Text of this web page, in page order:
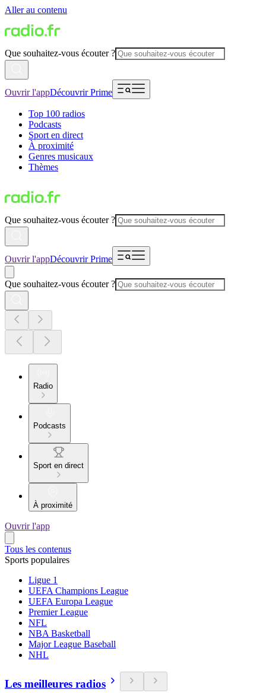
Aller au contenu
Que souhaitez-vous écouter ?
Ouvrir l'appDécouvrir Prime
Top 100 radios
Podcasts
Sport en direct
À proximité
Genres musicaux
Thèmes
Que souhaitez-vous écouter ?
Ouvrir l'appDécouvrir Prime
Que souhaitez-vous écouter ?
Radio
Podcasts
Sport en direct
À proximité
Ouvrir l'app
Tous les contenus
Sports populaires
Ligue 1
UEFA Champions League
UEFA Europa League
Premier League
NFL
NBA Basketball
Major League Baseball
NHL
Les meilleures radios